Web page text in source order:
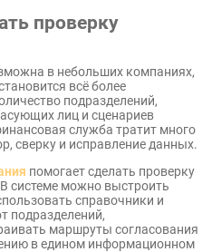
проверку
в небольших компаниях,
всё более
подразделений,
лиц и сценариев
служба тратит много
сверку и исправление данных.
помогает сделать проверку
системе можно выстроить
справочники и
подразделений,
маршруты согласования
в едином информационном